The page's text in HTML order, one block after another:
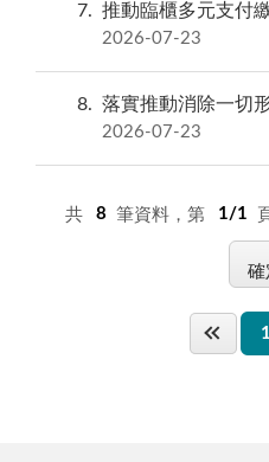
7 推動臨櫃多元支付
2026-07-23
8 落實推動消除一切
2026-07-23
共 8 筆資料，第 1/1
1